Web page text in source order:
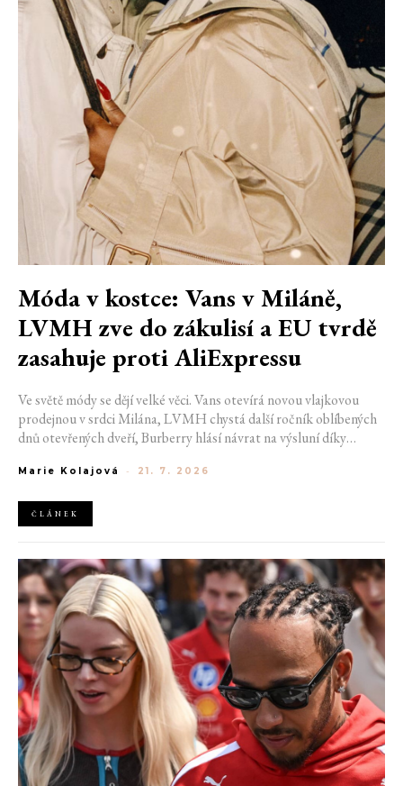
Móda v kostce: Vans v Miláně,
LVMH zve do zákulisí a EU tvrdě
zasahuje proti AliExpressu
Ve světě módy se dějí velké věci. Vans otevírá novou vlajkovou
prodejnou v srdci Milána, LVMH chystá další ročník oblíbených
dnů otevřených dveří, Burberry hlásí návrat na výsluní díky
AliExpress.
Marie Kolajová - 21. 7. 2026
ČLÁNEK